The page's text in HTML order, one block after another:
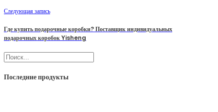
Следующая запись
Где купить подарочные коробки? Поставщик индивидуальных
подарочных коробок Yisheng
Поиск
Последние продукты